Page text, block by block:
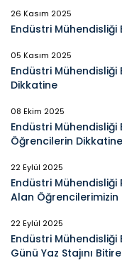
26 Kasım 2025
Endüstri Mühendisliği
05 Kasım 2025
Endüstri
Dikkatine
08 Ekim 2025
Endüstri Mühendisliği
Öğrencilerin Dikkatine
22 Eylül 2025
Endüstri Mühendisliği
Alan Öğrencilerimizin
22 Eylül 2025
Endüstri
Günü Yaz Stajını